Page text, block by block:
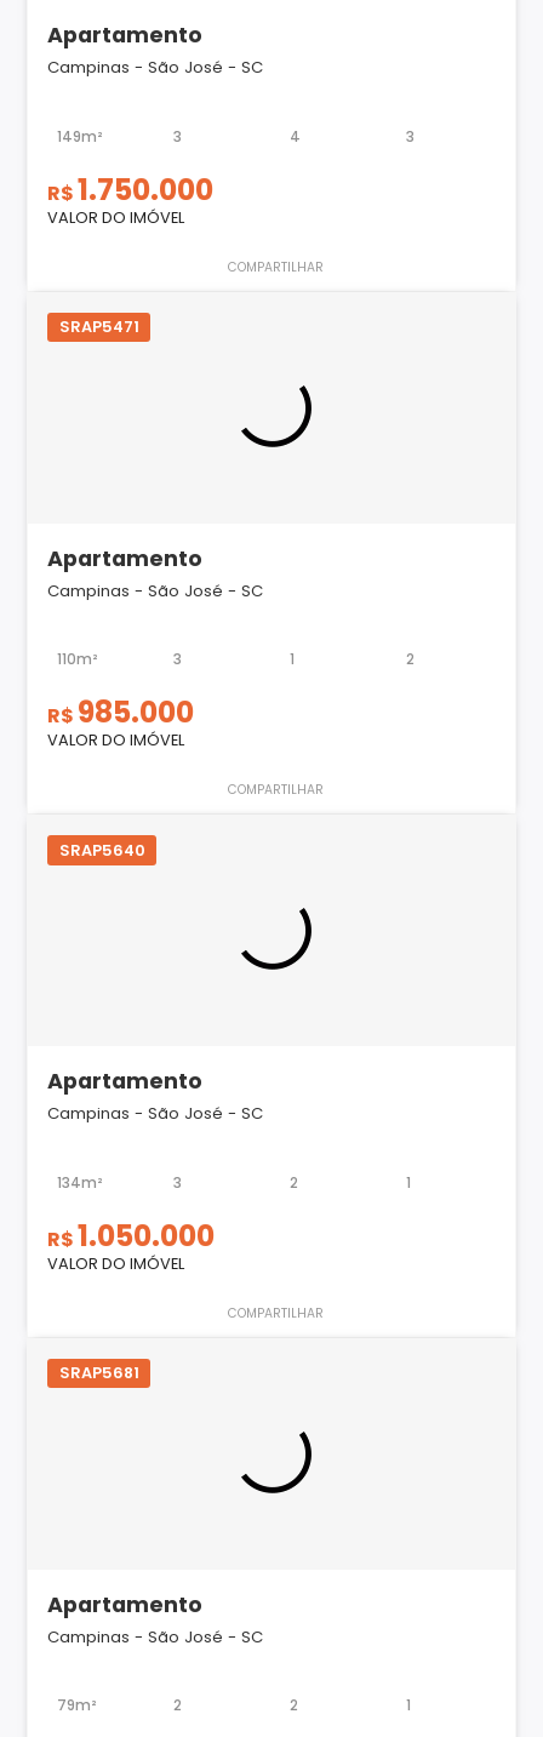
Apartamento
Campinas - São José - SC
149m² 3 4 3
R$1.750.000
VALOR DO IMÓVEL
COMPARTILHAR
SRAP5471
Apartamento
Campinas - São José - SC
110m² 3 1 2
R$ 985.000
VALOR DO IMÓVEL
COMPARTILHAR
SRAP5640
Apartamento
Campinas - São José - SC
134m² 3 2 1
R$1.050.000
VALOR DO IMÓVEL
COMPARTILHAR
SRAP5681
Apartamento
Campinas - São José - SC
79m² 2 2 1